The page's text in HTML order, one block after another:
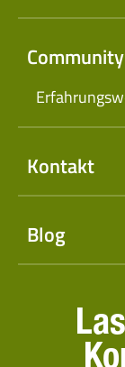
Community
Kontakt
Blog